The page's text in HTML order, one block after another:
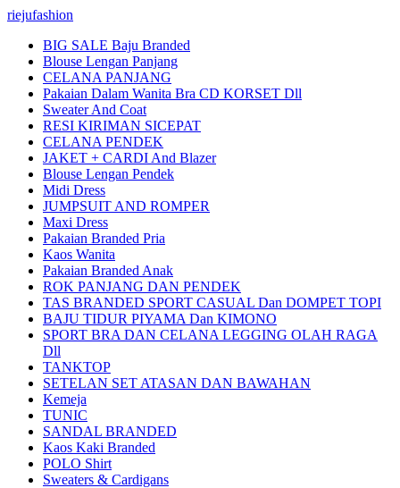
riejufashion
BIG SALE Baju Branded
Blouse Lengan Panjang
CELANA PANJANG
Pakaian Dalam Wanita Bra CD KORSET Dll
Sweater And Coat
RESI KIRIMAN SICEPAT
CELANA PENDEK
JAKET + CARDI And Blazer
Blouse Lengan Pendek
Midi Dress
JUMPSUIT AND ROMPER
Maxi Dress
Pakaian Branded Pria
Kaos Wanita
Pakaian Branded Anak
ROK PANJANG DAN PENDEK
TAS BRANDED SPORT CASUAL Dan DOMPET TOPI
BAJU TIDUR PIYAMA Dan KIMONO
SPORT BRA DAN CELANA LEGGING OLAH RAGA
Dll
TANKTOP
SETELAN SET ATASAN DAN BAWAHAN
Kemeja
TUNIC
SANDAL BRANDED
Kaos Kaki Branded
POLO Shirt
Sweaters & Cardigans